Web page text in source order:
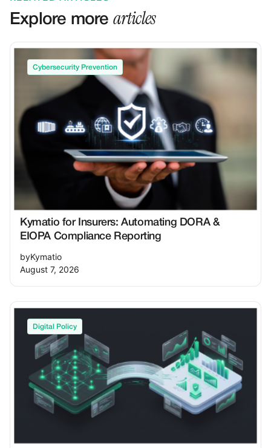
Explore more articles
Cybersecurity Prevention
Kymatio for Insurers: Automating DORA &
EIOPA Compliance Reporting
byKymatio
August 7, 2026
Digital Policy